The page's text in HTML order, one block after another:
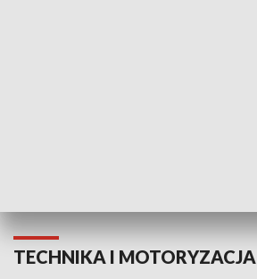
TECHNIKA I MOTORYZACJA